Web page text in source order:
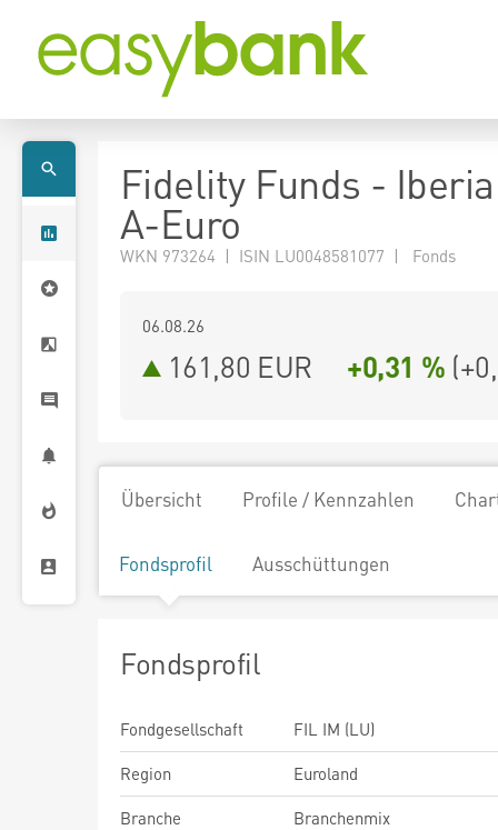
Fidelity Funds -
A-Euro
WKN 973264 | ISIN LU0048581077 | Fonds
06.08.26
161,80 EUR +0,31 % (
Übersicht Profile / Kennzahlen
Fondsprofil Ausschüttungen
Fondsprofil
Fondgesellschaft
FIL IM (LU)
Region
Euroland
Branche
Branchenmix